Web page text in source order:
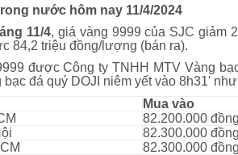
nước hôm nay 11/4/2024
11/4, giá vàng 9999 của SJC giảm
84,2 triệu đồng/lượng (bán ra).
được Công ty TNHH MTV Vàng
bạc đá quý DOJI niêm yết vào 8h31'
Mua vào
82.200.000
82.300.000
82.300.000